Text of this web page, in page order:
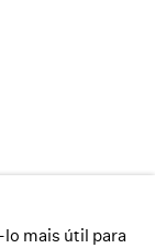
lo mais útil para